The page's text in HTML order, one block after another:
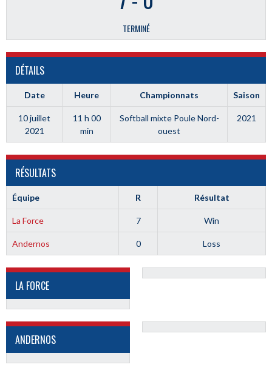
TERMINÉ
DÉTAILS
Date Heure Championnats Saison
10 juillet
2021
11 h 00
min
Softball mixte Poule Nord-
ouest
2021
RÉSULTATS
Équipe R Résultat
La Force 7 Win
Andernos 0 Loss
LA FORCE
ANDERNOS